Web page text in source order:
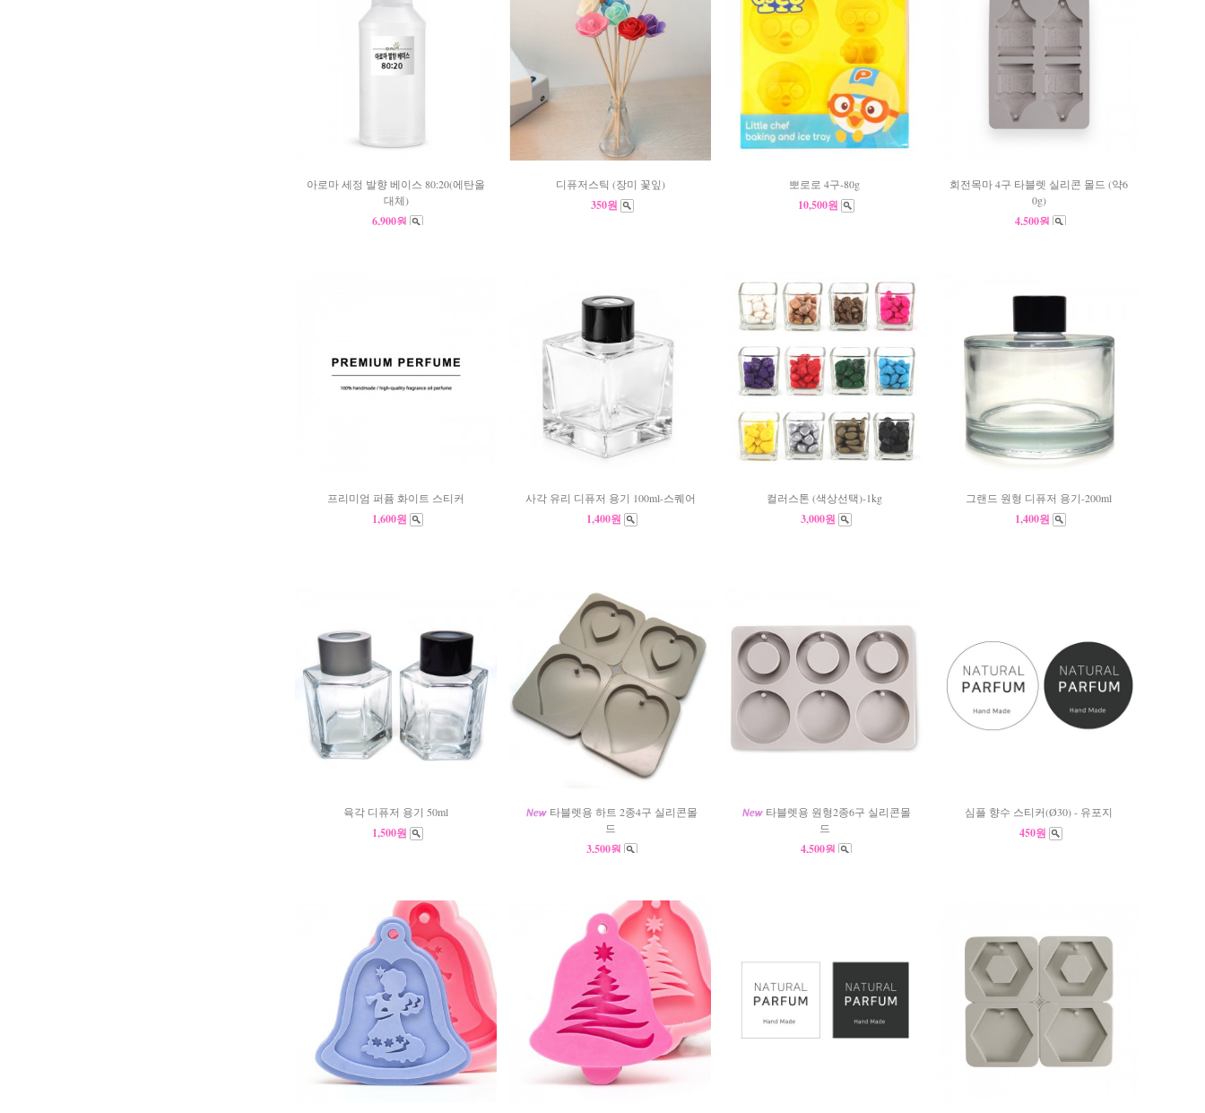
아로마 세정 발향 베이스 80:20(에탄올
대체)
6,900원
디퓨저스틱 (장미 꽃잎)
350원
뽀로로 4구-80g
10,500원
회전목마 4구 타블렛 실리콘 몰드 (약6
0g)
4,500원
프리미엄 퍼퓸 화이트 스티커
1,600원
사각 유리 디퓨저 용기 100ml-스퀘어
1,400원
컬러스톤 (색상선택)-1kg
3,000원
그랜드 원형 디퓨저 용기-200ml
1,400원
육각 디퓨저 용기 50ml
1,500원
타블렛용 하트 2종4구 실리콘몰
드
3,500원
타블렛용 원형2종6구 실리콘몰
드
4,500원
심플 향수 스티커(Ø30) - 유포지
450원